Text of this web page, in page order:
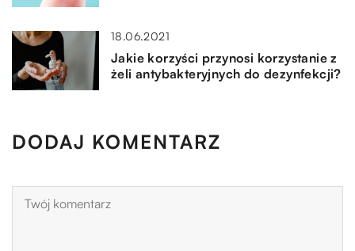
18.06.2021
Jakie korzyści przynosi korzystanie z
żeli antybakteryjnych do dezynfekcji?
DODAJ KOMENTARZ